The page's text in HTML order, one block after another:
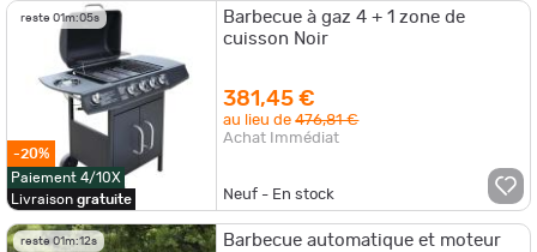
reste 01m:05s
-20%
Paiement 4/10X
Livraison gratuite
Barbecue à gaz 4 + 1 zone de
cuisson Noir
381,45 €
au lieu de476,81 €
Achat Immédiat
Neuf - En stock
reste 01m:12s
Barbecue automatique et moteur